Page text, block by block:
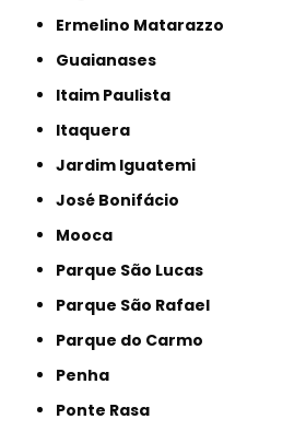
Ermelino Matarazzo
Guaianases
Itaim Paulista
Itaquera
Jardim Iguatemi
José Bonifácio
Mooca
Parque São Lucas
Parque São Rafael
Parque do Carmo
Penha
Ponte Rasa